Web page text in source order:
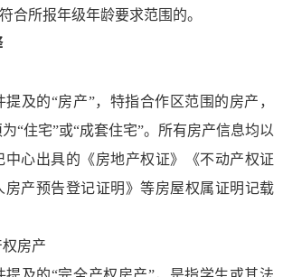
所报年级年龄要求范围的。
的“房产”，特指合作区范围的房产，
“住宅”或“成套住宅”。所有房产信息均以
中心出具的《房地产权证》《不动产权证
房产预告登记证明》等房屋权属证明记载
房产